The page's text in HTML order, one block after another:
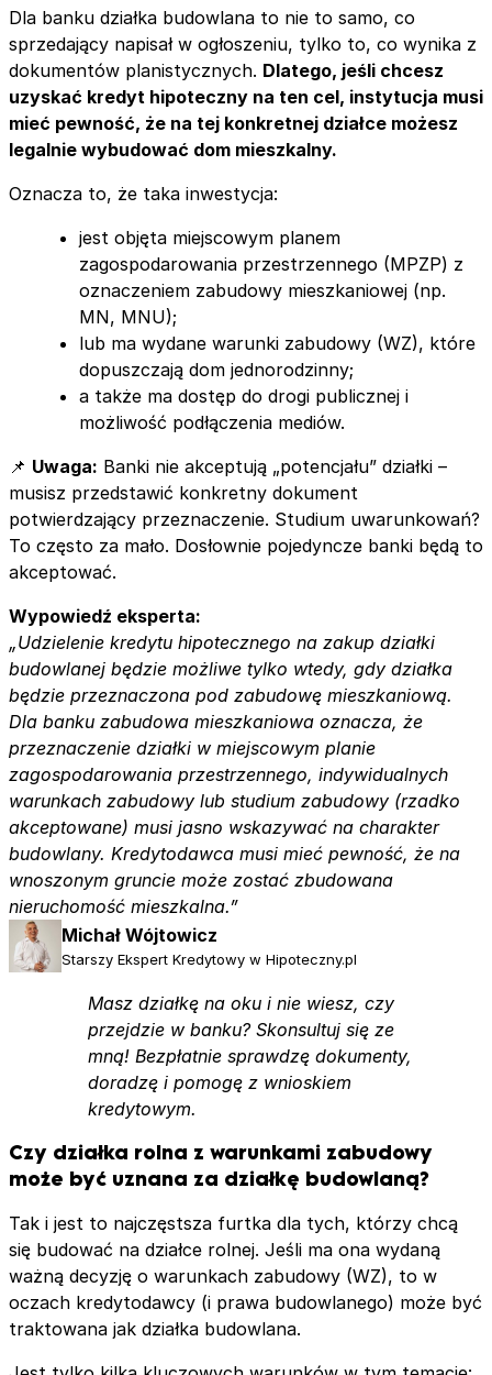
Kredyt gotówkowy na zakup działki budowlanej –
czy to ma sens?
Jak sprawdzić działkę budowlaną przed zakupem?
Lista kontrolna od eksperta kredytowego
FAQ
Dla banku działka budowlana to nie to samo, co
sprzedający napisał w ogłoszeniu, tylko to, co wynika z
dokumentów planistycznych. Dlatego, jeśli chcesz
uzyskać kredyt hipoteczny na ten cel, instytucja musi
mieć pewność, że na tej konkretnej działce możesz
legalnie wybudować dom mieszkalny.
Oznacza to, że taka inwestycja:
jest objęta miejscowym planem
zagospodarowania przestrzennego (MPZP) z
oznaczeniem zabudowy mieszkaniowej (np.
MN, MNU);
lub ma wydane warunki zabudowy (WZ), które
dopuszczają dom jednorodzinny;
a także ma dostęp do drogi publicznej i
możliwość podłączenia mediów.
📌 Uwaga: Banki nie akceptują „potencjału” działki –
musisz przedstawić konkretny dokument
potwierdzający przeznaczenie. Studium uwarunkowań?
To często za mało. Dosłownie pojedyncze banki będą to
akceptować.
Wypowiedź eksperta:
„Udzielenie kredytu hipotecznego na zakup działki
budowlanej będzie możliwe tylko wtedy, gdy działka
będzie przeznaczona pod zabudowę mieszkaniową.
Dla banku zabudowa mieszkaniowa oznacza, że
przeznaczenie działki w miejscowym planie
zagospodarowania przestrzennego, indywidualnych
warunkach zabudowy lub studium zabudowy (rzadko
akceptowane) musi jasno wskazywać na charakter
budowlany. Kredytodawca musi mieć pewność, że na
wnoszonym gruncie może zostać zbudowana
nieruchomość mieszkalna.”
Michał Wójtowicz
Starszy Ekspert Kredytowy w Hipoteczny.pl
Masz działkę na oku i nie wiesz, czy
przejdzie w banku? Skonsultuj się ze
mną! Bezpłatnie sprawdzę dokumenty,
doradzę i pomogę z wnioskiem
kredytowym.
Czy działka rolna z warunkami zabudowy
może być uznana za działkę budowlaną?
Tak i jest to najczęstsza furtka dla tych, którzy chcą
się budować na działce rolnej. Jeśli ma ona wydaną
ważną decyzję o warunkach zabudowy (WZ), to w
oczach kredytodawcy (i prawa budowlanego) może być
traktowana jak działka budowlana.